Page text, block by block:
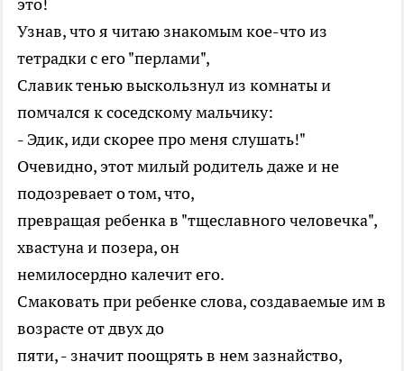
это!
Узнав, что я читаю знакомым кое-что из
тетрадки с его "перлами",
Славик тенью выскользнул из комнаты и
помчался к соседскому мальчику:
- Эдик, иди скорее про меня слушать!"
Очевидно, этот милый родитель даже и не
подозревает о том, что,
превращая ребенка в "тщеславного человечка",
хвастуна и позера, он
немилосердно калечит его.
Смаковать при ребенке слова, создаваемые им в
возрасте от двух до
пяти, - значит поощрять в нем зазнайство,